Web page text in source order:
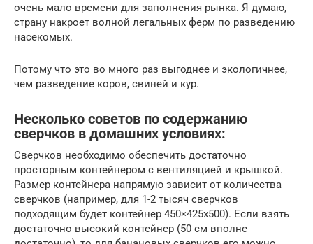
очень мало времени для заполнения рынка. Я думаю,
страну накроет волной легальных ферм по разведению
насекомых.
Потому что это во много раз выгоднее и экологичнее,
чем разведение коров, свиней и кур.
Несколько советов по содержанию
сверчков в домашних условиях:
Сверчков необходимо обеспечить достаточно
просторным контейнером с вентиляцией и крышкой.
Размер контейнера напрямую зависит от количества
сверчков (например, для 1-2 тысяч сверчков
подходящим будет контейнер 450×425х500). Если взять
достаточно высокий контейнер (50 см вполне